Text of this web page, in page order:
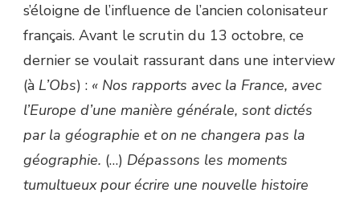
s’éloigne de l’influence de l’ancien colonisateur
français. Avant le scrutin du 13 octobre, ce
dernier se voulait rassurant dans une interview
(à L’Obs) : « Nos rapports avec la France, avec
l’Europe d’une manière générale, sont dictés
par la géographie et on ne changera pas la
géographie. (…) Dépassons les moments
tumultueux pour écrire une nouvelle histoire